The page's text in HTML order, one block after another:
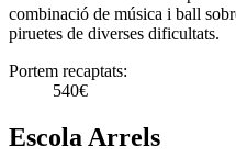
combinació de música i ball
piruetes de diverses dificultats.
Portem recaptats:
540€
Escola Arrels